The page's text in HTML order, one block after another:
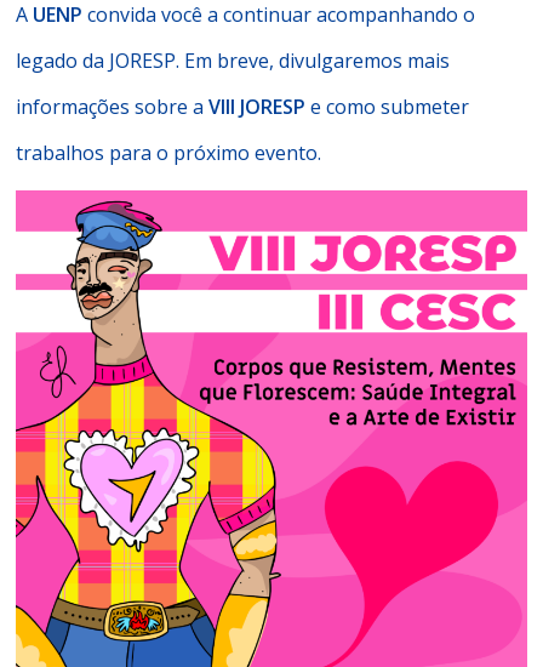
A UENP convida você a continuar acompanhando o
legado da JORESP. Em breve, divulgaremos mais
informações sobre aVIII JORESP e como submeter
trabalhos para o próximo evento.